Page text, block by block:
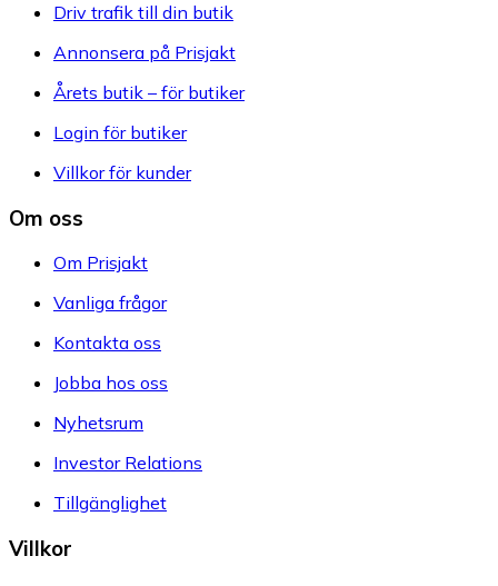
Driv trafik till din butik
Annonsera på Prisjakt
Årets butik – för butiker
Login för butiker
Villkor för kunder
Om oss
Om Prisjakt
Vanliga frågor
Kontakta oss
Jobba hos oss
Nyhetsrum
Investor Relations
Tillgänglighet
Villkor